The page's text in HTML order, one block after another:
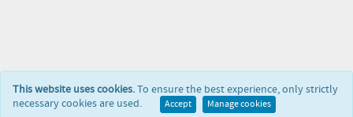
This website uses cookies.To ensure the best experience, only strictly
necessary cookies are used.
Accept Manage cookies